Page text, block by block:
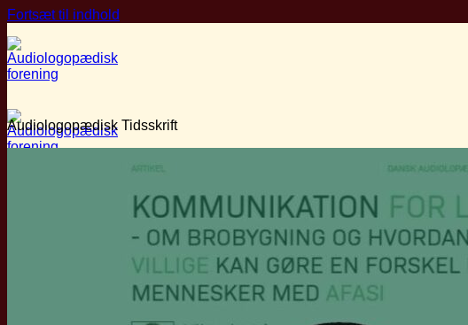
Fortsæt til indhold
Hvem er vi?
Bestyrelsen
Faglige Ressourcer
Audiologopædi
Audiologopædisk Tidsskrift